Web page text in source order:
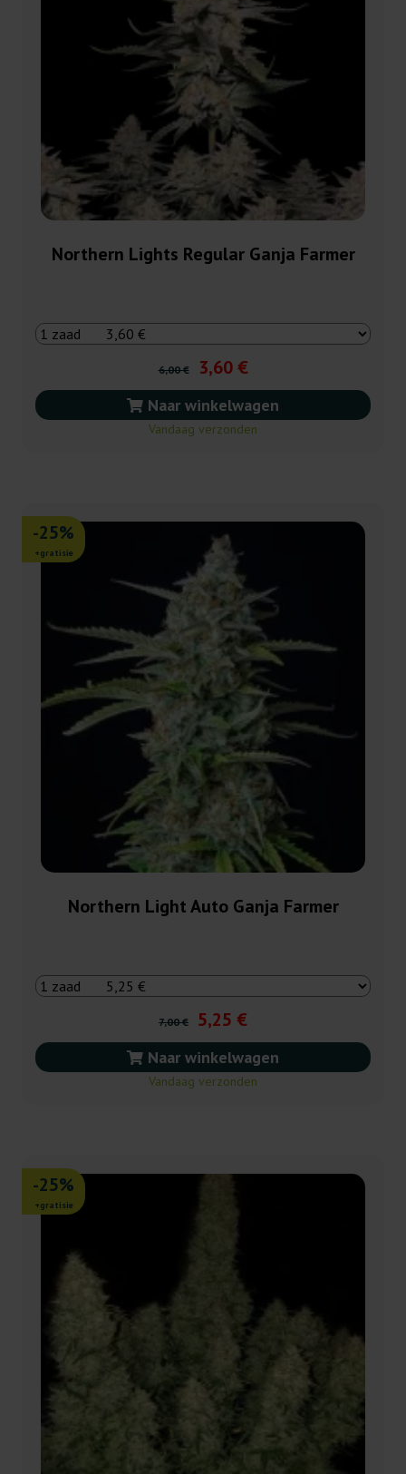
Northern Lights Regular Ganja Farmer
6,00 € 3,60 €
Naar winkelwagen
Vandaag verzonden
-25%
+gratisie
Northern Light Auto Ganja Farmer
7,00 € 5,25 €
Naar winkelwagen
Vandaag verzonden
-25%
+gratisie